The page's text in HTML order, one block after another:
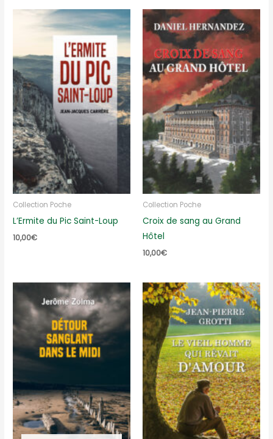
Collection Poche
L’Ermite du Pic Saint-Loup
10,00€
Collection Poche
Croix de sang au Grand
Hôtel
10,00€